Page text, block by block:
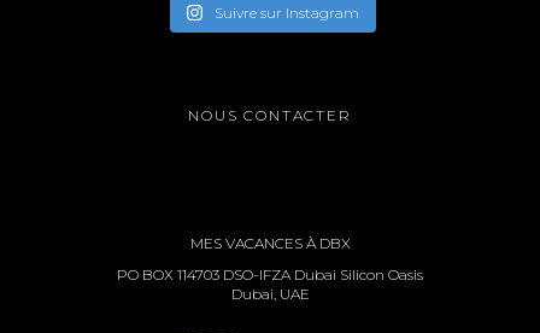
Suivre sur Instagram
NOUS CONTACTER
MES VACANCES À DBX
PO BOX 114703 DSO-IFZA Dubai Silicon Oasis
Dubai, UAE